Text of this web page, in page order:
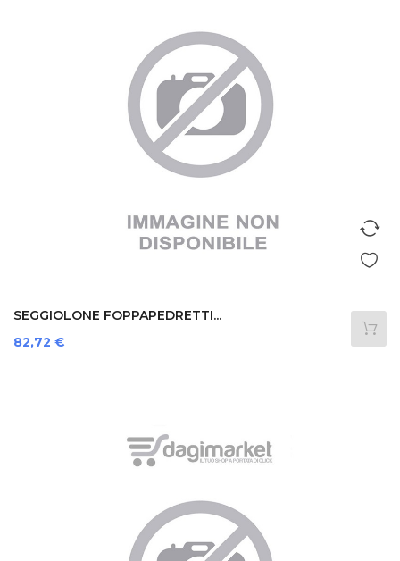
SEGGIOLONE FOPPAPEDRETTI...
Prezzo
82,72 €